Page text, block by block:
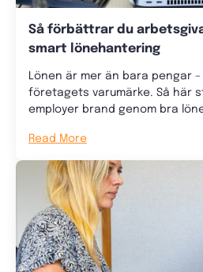
Så förbättrar du
smart lönehantering
Lönen är mer än bara pengar
företagets varumärke. Så här
employer brand genom bra
Read More